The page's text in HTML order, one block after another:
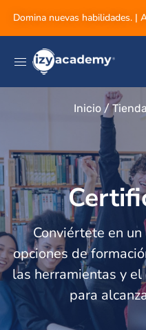
Domina nuevas habilidades. |
Inicio/ Tienda
Conviértete en
opciones de
las herramientas y
para